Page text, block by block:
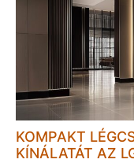
KOMPAKT
KÍNÁLATÁT AZ